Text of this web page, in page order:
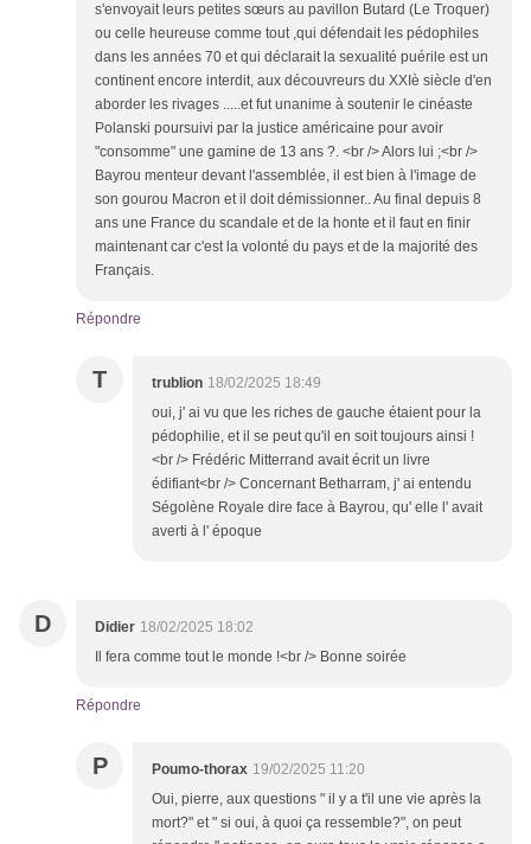
s'envoyait leurs petites sœurs au pavillon Butard (Le Troquer)
ou celle heureuse comme tout ,qui défendait les pédophiles
dans les années 70 et qui déclarait la sexualité puérile est un
continent encore interdit, aux découvreurs du XXIè siècle d'en
aborder les rivages .....et fut unanime à soutenir le cinéaste
Polanski poursuivi par la justice américaine pour avoir
"consomme" une gamine de 13 ans ?. <br /> Alors lui ;<br />
Bayrou menteur devant l'assemblée, il est bien à l'image de
son gourou Macron et il doit démissionner.. Au final depuis 8
ans une France du scandale et de la honte et il faut en finir
maintenant car c'est la volonté du pays et de la majorité des
Français.
Répondre
T trublion 18/02/2025 18:49
oui, j' ai vu que les riches de gauche étaient pour la
pédophilie, et il se peut qu'il en soit toujours ainsi !
<br /> Frédéric Mitterrand avait écrit un livre
édifiant<br /> Concernant Betharram, j' ai entendu
Ségolène Royale dire face à Bayrou, qu' elle l' avait
averti à l' époque
D Didier 18/02/2025 18:02
Il fera comme tout le monde !<br /> Bonne soirée
Répondre
P Poumo-thorax 19/02/2025 11:20
Oui, pierre, aux questions " il y a t'il une vie après la
mort?" et " si oui, à quoi ça ressemble?", on peut